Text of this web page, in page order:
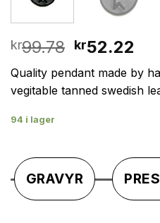
kr99.78 Det
priset
var:
kr52.22
är:
Quality pendant made by
vegitable tanned swedish
94 i lager
GRAVYR